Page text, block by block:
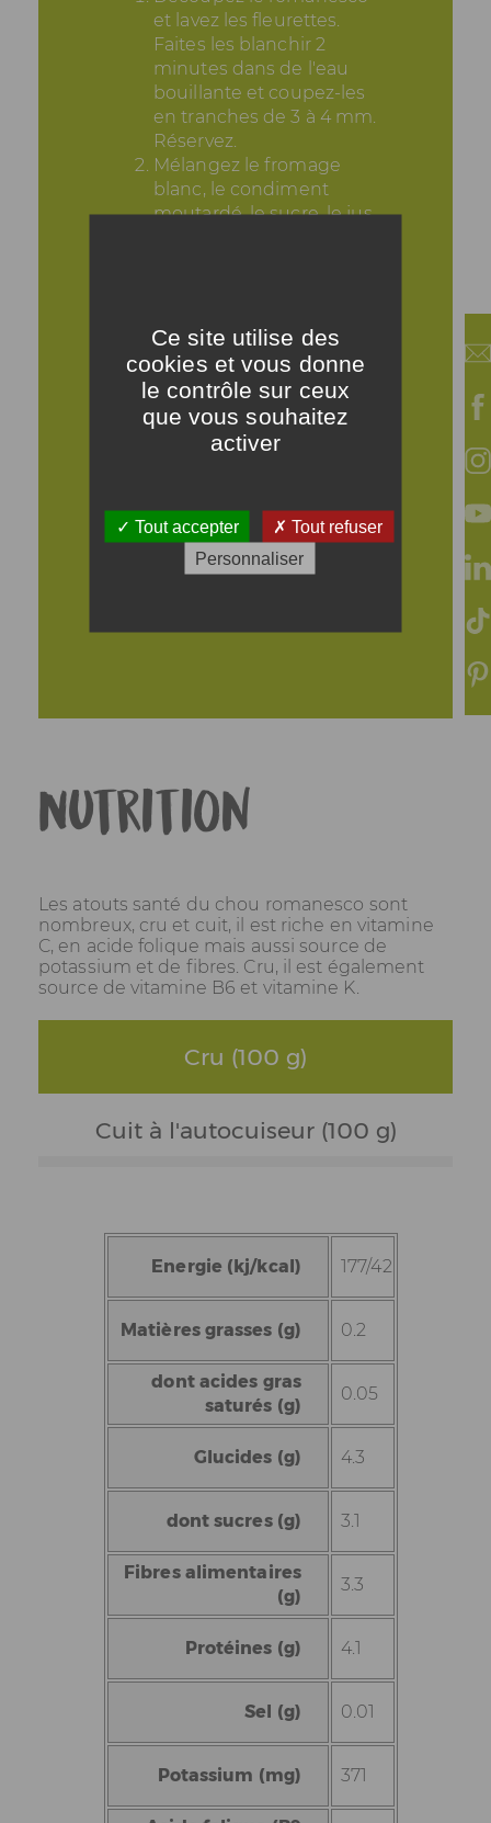
et lavez les fleurettes.
Faites les blanchir 2
minutes dans de l'eau
bouillante et coupez-les
en tranches de 3 à 4 mm.
Réservez.
Mélangez le fromage
blanc, le condiment
moutardé, le sucre, le jus
Disposez une première
couche de fleurettes de
romanesco, puis la sauce
au fromage blanc et le
saumon émincé. Répétez
l'opération. Décorez le
de sel.
Accompagnez ce mille feuille
Nutrition
Les atouts santé du chou romanesco sont
nombreux, cru et cuit, il est riche en vitamine
C, en acide folique mais aussi source de
potassium et de fibres. Cru, il est également
source de vitamine B6 et vitamine K.
Cru (100 g)
Cuit à l'autocuiseur (100 g)
Energie (kj/kcal) 177/42
Matières grasses (g) 0.2
dont acides gras
saturés (g)
0.05
Glucides (g) 4.3
dont sucres (g) 3.1
Fibres alimentaires
(g)
3.3
Protéines (g) 4.1
Sel (g) 0.01
Potassium (mg) 371
Ce site utilise des
cookies et vous donne
le contrôle sur ceux
que vous souhaitez
activer
Tout accepter
Tout refuser
Personnaliser